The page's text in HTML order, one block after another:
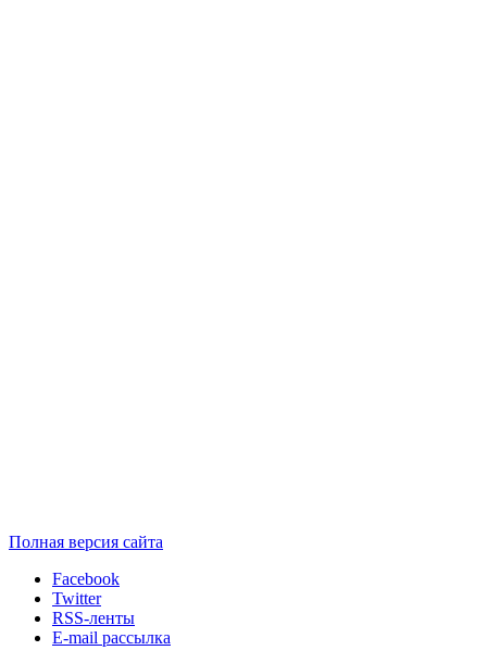
Полная версия сайта
Facebook
Twitter
RSS-ленты
E-mail рассылка